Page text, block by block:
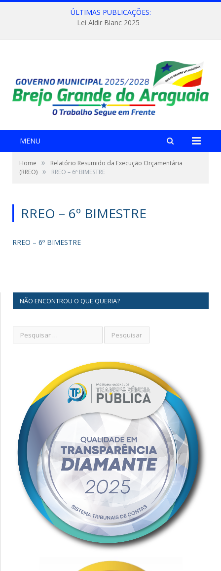
ÚLTIMAS PUBLICAÇÕES:
Lei Aldir Blanc 2025
MENU
Home »
Relatório Resumido da Execução Orçamentária
(RREO) » RREO – 6º BIMESTRE
RREO – 6º BIMESTRE
RREO – 6º BIMESTRE
NÃO ENCONTROU O QUE QUERIA?